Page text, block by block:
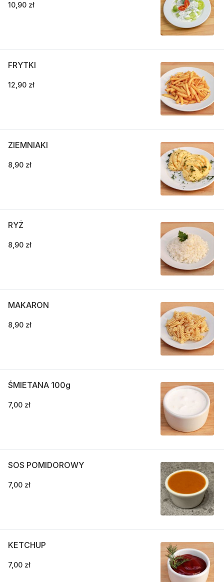
10,90 zł
FRYTKI
12,90 zł
ZIEMNIAKI
8,90 zł
RYŻ
8,90 zł
MAKARON
8,90 zł
ŚMIETANA 100g
7,00 zł
SOS POMIDOROWY
7,00 zł
KETCHUP
7,00 zł